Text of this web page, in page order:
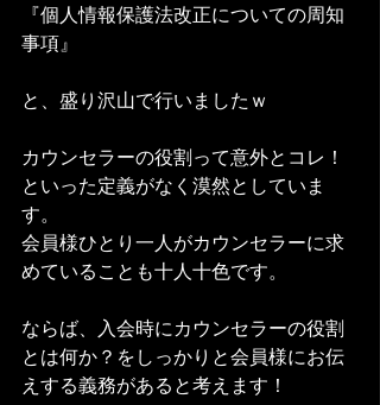
『個人情報保護法改正についての周知
事項』
と、盛り沢山で行いましたｗ
カウンセラーの役割って意外とコレ！
といった定義がなく漠然としていま
す。
会員様ひとり一人がカウンセラーに求
めていることも十人十色です。
ならば、入会時にカウンセラーの役割
とは何か？をしっかりと会員様にお伝
えする義務があると考えます！